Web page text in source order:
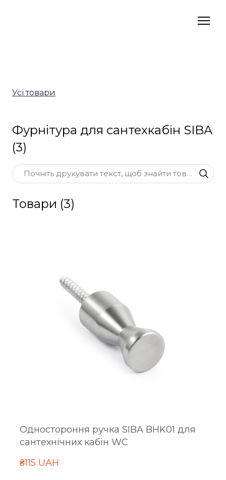
Усі товари
Фурнітура для сантехкабін SIBA
(3)
Товари (3)
Одностороння ручка SIBA BHK01 для
сантехнічних кабін WC
₴115 UAH